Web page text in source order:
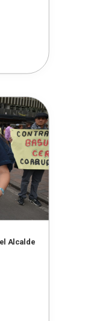
Alcalde